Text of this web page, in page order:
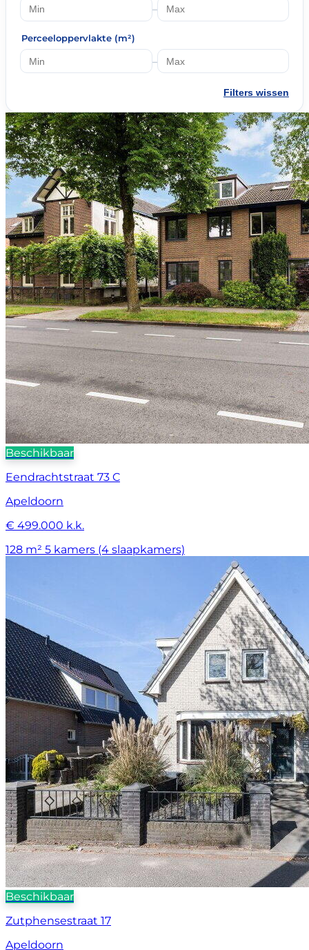
–
Perceeloppervlakte (m²)
–
Filters wissen
Beschikbaar
Eendrachtstraat 73 C
Apeldoorn
€ 499.000 k.k.
128 m² 5 kamers (4 slaapkamers)
Beschikbaar
Zutphensestraat 17
Apeldoorn